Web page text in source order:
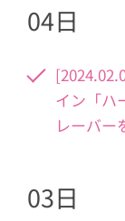
04日
イン「ハ
レーバー
03日